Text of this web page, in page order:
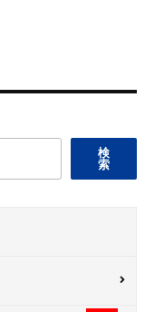
検
索